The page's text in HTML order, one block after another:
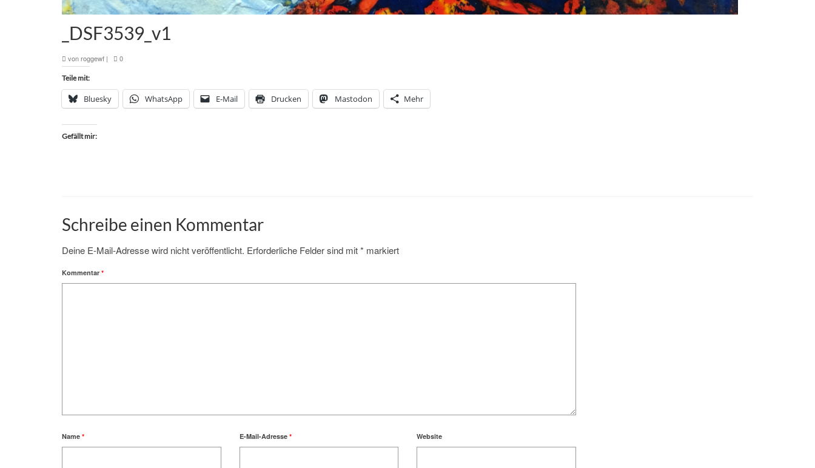
_DSF3539_v1
vonroggewf | 0
Teile mit:
Bluesky WhatsApp E-Mail Drucken Mastodon Mehr
Gefällt mir:
Schreibe einen Kommentar
Deine E-Mail-Adresse wird nicht veröffentlicht. Erforderliche Felder sind mit* markiert
Kommentar *
Name * E-Mail-Adresse * Website